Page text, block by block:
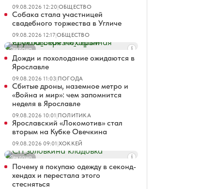
09.08.2026 12:20|ОБЩЕСТВО
Собака стала участницей
свадебного торжества в Угличе
09.08.2026 12:17|ОБЩЕСТВО
Реклама
Дожди и похолодание ожидаются в
Ярославле
09.08.2026 11:03|ПОГОДА
Сбитые дроны, наземное метро и
«Война и мир»: чем запомнится
неделя в Ярославле
09.08.2026 10:01|ПОЛИТИКА
Ярославский «Локомотив» стал
вторым на Кубке Овечкина
09.08.2026 09:01|ХОККЕЙ
Реклама
Почему я покупаю одежду в секонд-
хендах и перестала этого
стесняться